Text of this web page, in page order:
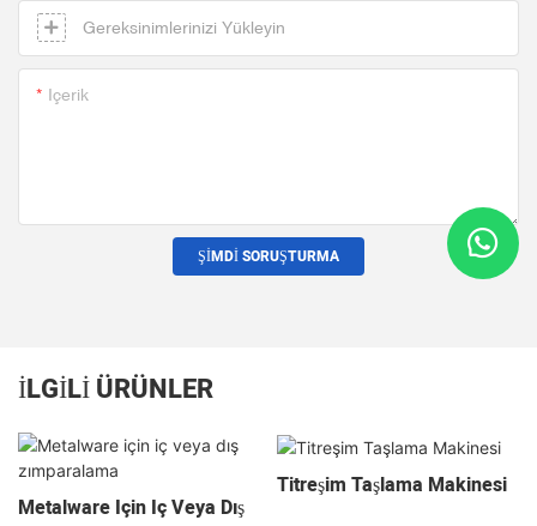
Gereksinimlerinizi Yükleyin
Içerik
ŞIMDI SORUŞTURMA
İLGILI ÜRÜNLER
Metalware Için Iç Veya Dış
Titreşim Taşlama Makinesi